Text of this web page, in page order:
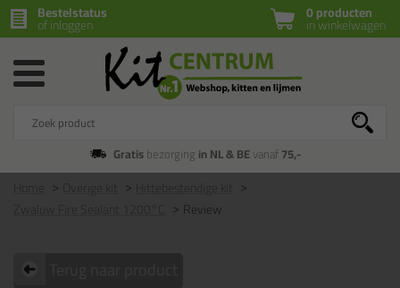
0 producten
in winkelwagen
Bestelstatus
of inloggen
Gratisbezorging in NL & BEvanaf75,-
Zwaluw Fire Sealant 1200°C
Review